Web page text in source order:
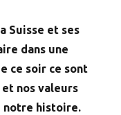
Suisse et ses
dans une
ce soir ce sont
nos valeurs
notre histoire.